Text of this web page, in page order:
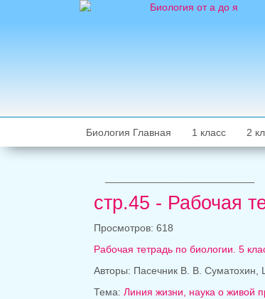
Биология Главная 1 класс 2
стр.45 - Рабочая
Просмотров: 618
Рабочая тетрадь по биологии. 5
Авторы: Пасечник В. В. Суматохин,
Тема: Линия жизни, наука о живой